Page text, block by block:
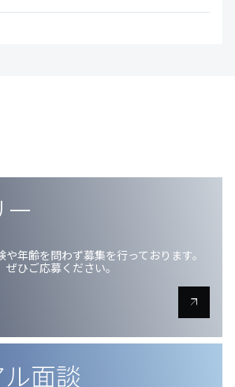
年齢を問わず募集を行っております。
ひご応募ください。
arrow_outward
面談